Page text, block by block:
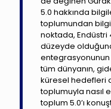
5.0 hakkında
toplumundan
noktada, Endüstri
düzeyde
entegrasyonunun
tüm dünyanın,
küresel hedefleri
toplumuyla nasıl
toplum 5.0’ı